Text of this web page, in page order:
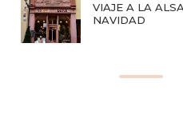
VIAJE A LA
NAVIDAD